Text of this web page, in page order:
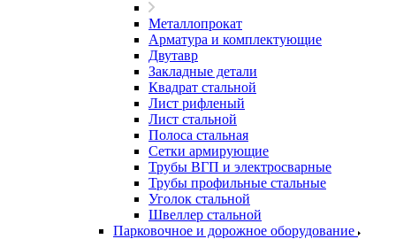
Металлопрокат
Арматура и комплектующие
Двутавр
Закладные детали
Квадрат стальной
Лист рифленый
Лист стальной
Полоса стальная
Сетки армирующие
Трубы ВГП и электросварные
Трубы профильные стальные
Уголок стальной
Швеллер стальной
Парковочное и дорожное оборудование